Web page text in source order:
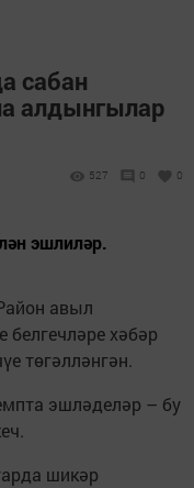
сабан
алдынгылар
527 0 0
эшлиләр.
авыл
хәбәр
төгәлләнгән.
эшләделәр – бу
шикәр